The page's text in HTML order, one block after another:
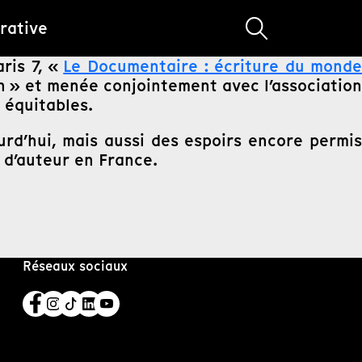
7, « Le Documentaire : écriture du monde
et menée conjointement avec l’association
mais aussi des espoirs encore permis
en France.
Réseaux sociaux